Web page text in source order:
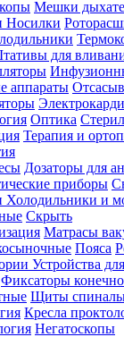
Мешки
Носилки
для
аппараты
Оптика
Терапия и
Дозаторы для
приборы
Холодильники и
Скрыть
Матрасы
Пояса
Устройства
Фиксаторы
Щиты
Кресла
Негатоскопы